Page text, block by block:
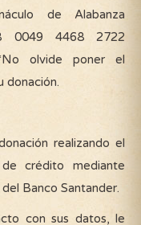
de Alabanza
0049 4468 2722
olvide poner el
donación.
realizando el
crédito mediante
Banco Santander.
con sus datos, le